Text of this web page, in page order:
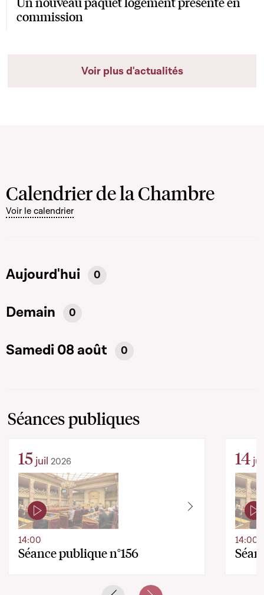
commission
Voir plus d'actualités
Calendrier de la Chambre
Voir le calendrier
Aujourd'hui 0
Demain 0
Samedi 08 août 0
Séances publiques
15 juil 2026
Séance publique n°156
14:00
14
14:00